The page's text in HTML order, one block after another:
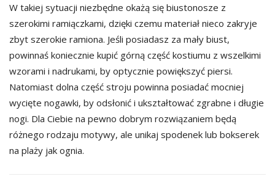
W takiej sytuacji niezbędne okażą się biustonosze z
szerokimi ramiączkami, dzięki czemu materiał nieco zakryje
zbyt szerokie ramiona. Jeśli posiadasz za mały biust,
powinnaś koniecznie kupić górną część kostiumu z wszelkimi
wzorami i nadrukami, by optycznie powiększyć piersi.
Natomiast dolna część stroju powinna posiadać mocniej
wycięte nogawki, by odsłonić i ukształtować zgrabne i długie
nogi. Dla Ciebie na pewno dobrym rozwiązaniem będą
różnego rodzaju motywy, ale unikaj spodenek lub bokserek
na plaży jak ognia.